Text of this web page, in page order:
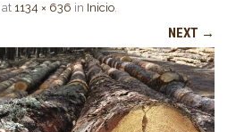
at 1134 × 636 in Inicio.
NEXT →